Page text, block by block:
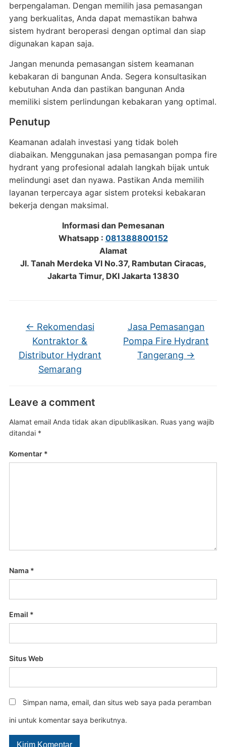
berpengalaman. Dengan memilih jasa pemasangan
yang berkualitas, Anda dapat memastikan bahwa
sistem hydrant beroperasi dengan optimal dan siap
digunakan kapan saja.
Jangan menunda pemasangan sistem keamanan
kebakaran di bangunan Anda. Segera konsultasikan
kebutuhan Anda dan pastikan bangunan Anda
memiliki sistem perlindungan kebakaran yang optimal.
Penutup
Keamanan adalah investasi yang tidak boleh
diabaikan. Menggunakan jasa pemasangan pompa fire
hydrant yang profesional adalah langkah bijak untuk
melindungi aset dan nyawa. Pastikan Anda memilih
layanan terpercaya agar sistem proteksi kebakaran
bekerja dengan maksimal.
Informasi dan Pemesanan
Whatsapp : 081388800152
Alamat
Jl. Tanah Merdeka VI No.37, Rambutan Ciracas,
Jakarta Timur, DKI Jakarta 13830
← Rekomendasi
Kontraktor &
Distributor Hydrant
Semarang
Jasa Pemasangan
Pompa Fire Hydrant
Tangerang →
Leave a comment
Alamat email Anda tidak akan dipublikasikan. Ruas yang wajib
ditandai *
Komentar *
Nama *
Email *
Situs Web
Simpan nama, email, dan situs web saya pada peramban
ini untuk komentar saya berikutnya.